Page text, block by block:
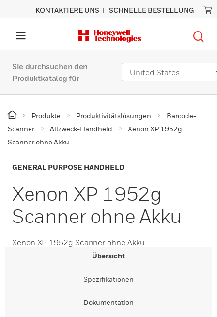
KONTAKTIERE UNS SCHNELLE BESTELLUNG
Sie durchsuchen den
Produktkatalog für
Produkte Produktivitätslösungen
Barcode-
Scanner
Allzweck-Handheld
Xenon XP 1952g
Scanner ohne Akku
GENERAL PURPOSE HANDHELD
Xenon XP 1952g
Scanner ohne Akku
Xenon XP 1952g Scanner ohne Akku
Übersicht
Spezifikationen
Dokumentation